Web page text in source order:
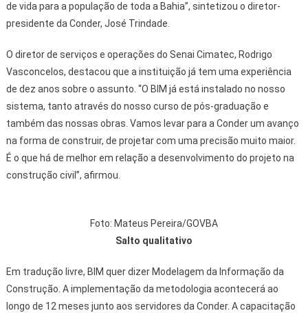
de vida para a população de toda a Bahia”, sintetizou o diretor-
presidente da Conder, José Trindade.
O diretor de serviços e operações do Senai Cimatec, Rodrigo
Vasconcelos, destacou que a instituição já tem uma experiência
de dez anos sobre o assunto. “O BIM já está instalado no nosso
sistema, tanto através do nosso curso de pós-graduação e
também das nossas obras. Vamos levar para a Conder um avanço
na forma de construir, de projetar com uma precisão muito maior.
É o que há de melhor em relação a desenvolvimento do projeto na
construção civil”, afirmou.
Foto: Mateus Pereira/GOVBA
Salto qualitativo
Em tradução livre, BIM quer dizer Modelagem da Informação da
Construção. A implementação da metodologia acontecerá ao
longo de 12 meses junto aos servidores da Conder. A capacitação